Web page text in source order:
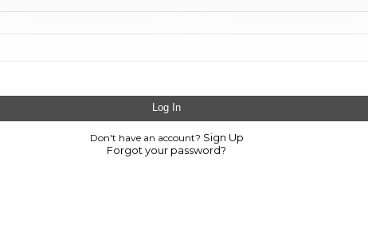
Don't have an account? Sign Up
Forgot your password?